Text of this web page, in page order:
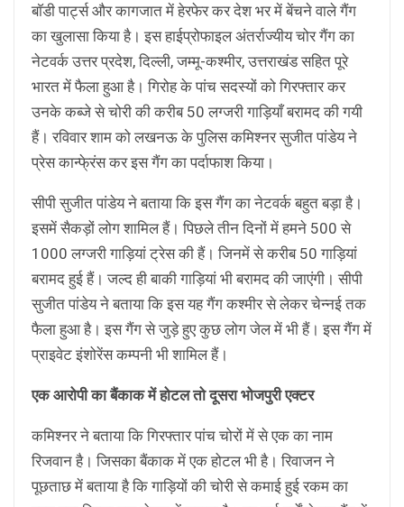
बाॅडी पार्ट्स और कागजात में हेरफेर कर देश भर में बेंचने वाले गैंग
का खुलासा किया है। इस हाईप्रोफाइल अंतर्राज्यीय चोर गैंग का
नेटवर्क उत्तर प्रदेश, दिल्ली, जम्मू-कश्मीर, उत्तराखंड सहित पूरे
भारत में फैला हुआ है। गिरोह के पांच सदस्यों को गिरफ्तार कर
उनके कब्जे से चोरी की करीब 50 लग्जरी गाड़ियाँ बरामद की गयी
हैं। रविवार शाम को लखनऊ के पुलिस कमिश्नर सुजीत पांडेय ने
प्रेस कान्फे्रंस कर इस गैंग का पर्दाफाश किया।
सीपी सुजीत पांडेय ने बताया कि इस गैंग का नेटवर्क बहुत बड़ा है।
इसमें सैकड़ों लोग शामिल हैं। पिछले तीन दिनों में हमने 500 से
1000 लग्जरी गाड़ियां ट्रेस की हैं। जिनमें से करीब 50 गाड़ियां
बरामद हुई हैं। जल्द ही बाकी गाड़ियां भी बरामद की जाएंगी। सीपी
सुजीत पांडेय ने बताया कि इस यह गैंग कश्मीर से लेकर चेन्नई तक
फैला हुआ है। इस गैंग से जुड़े हुए कुछ लोग जेल में भी हैं। इस गैंग में
प्राइवेट इंशोरेंस कम्पनी भी शामिल हैं।
एक आरोपी का बैंकाक में होटल तो दूसरा भोजपुरी एक्टर
कमिश्नर ने बताया कि गिरफ्तार पांच चोरों में से एक का नाम
रिजवान है। जिसका बैंकाक में एक होटल भी है। रिवाजन ने
पूछताछ में बताया है कि गाड़ियों की चोरी से कमाई हुई रकम का